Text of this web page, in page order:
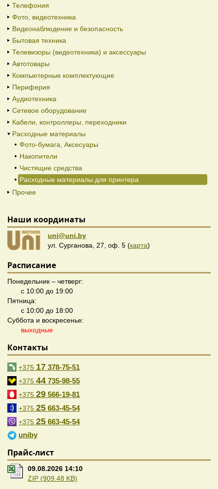
Телефония
Фото, видеотехника
Видеонаблюдение и безопасность
Бытовая техника
Телевизоры (видеотехника) и аксессуары
Автотовары
Компьютерные комплектующие
Периферия
Аудиотехника
Сетевое оборудование
Кабели, контроллеры, переходники
Расходные материалы
Фото-бумага, Аксесуары
Накопители
Чистящие средства
Расходные материалы для принтера
Прочее
Наши координаты
uni@uni.by
ул. Сурганова, 27, оф. 5 (карта)
Расписание
Понедельник – четверг:
с 10:00 до 19:00
Пятница:
с 10:00 до 18:00
Суббота и воскресенье:
выходные
Контакты
+375 17 378-75-51
+375 44 735-98-55
+375 29 566-19-81
+375 25 663-45-54
+375 25 663-45-54
uniby
Прайс-лист
09.08.2026 14:10
ZIP (909.48 KB)